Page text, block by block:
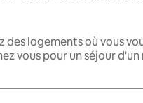
des logements où vous
vous pour un séjour d'un